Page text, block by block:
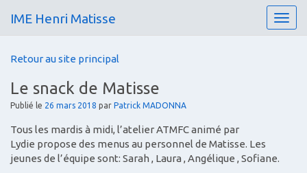
T
o
IME Henri Matisse
Retour au site principal
Le snack de Matisse
Publié le 26 mars 2018 par Patrick MADONNA
Tous les mardis à midi, l’atelier ATMFC animé par
Lydie propose des menus au personnel de Matisse. Les
jeunes de l’équipe sont: Sarah , Laura , Angélique , Sofiane.